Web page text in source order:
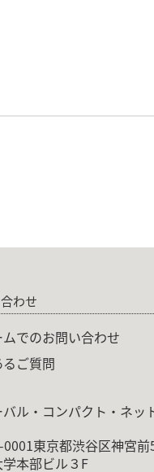
わせ
でのお問い合わせ
ご質問
ル・コンパクト・ネッ
東京都渋谷区神宮
本部ビル３F